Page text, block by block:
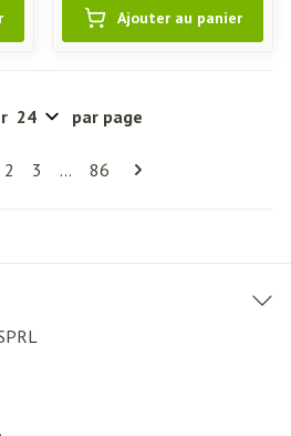
Ajouter au panier
Pages
lisez actuellement la page
Page
2 Page
3 ... Page
86
par page